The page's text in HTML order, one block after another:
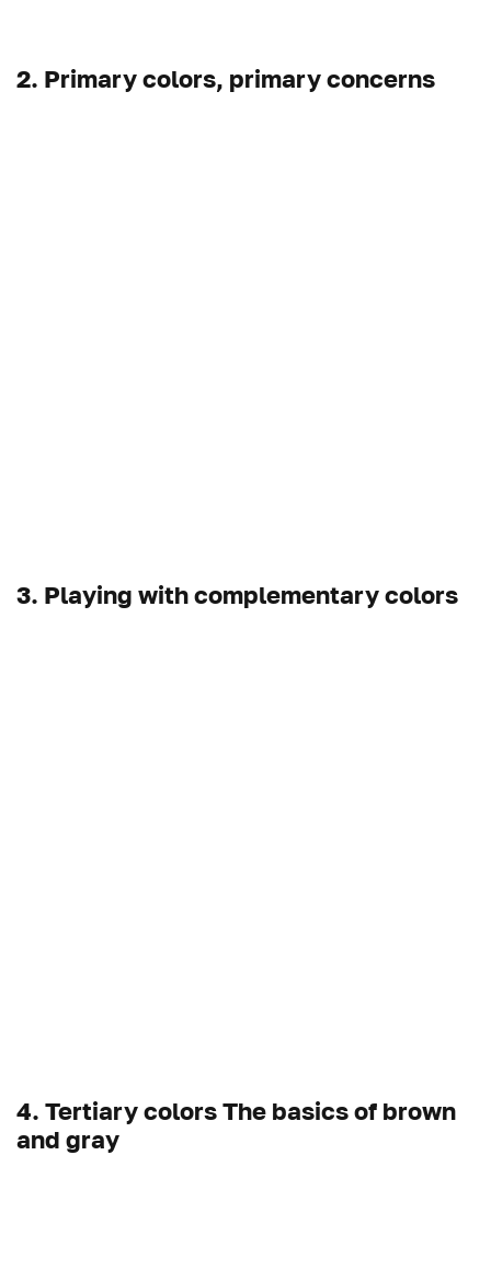
2. Primary colors, primary concerns
3. Playing with complementary colors
4. Tertiary colors The basics of brown
and gray